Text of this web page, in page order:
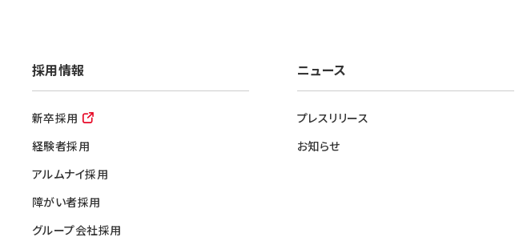
採用情報
新卒採用
経験者採用
アルムナイ採用
障がい者採用
グループ会社採用
ニュース
プレスリリース
お知らせ